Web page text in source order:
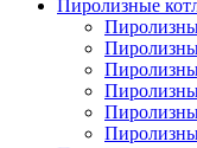
Пиролизные